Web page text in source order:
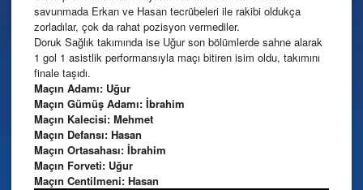
savunmada Erkan ve Hasan tecrübeleri ile rakibi oldukça
zorladılar, çok da rahat pozisyon vermediler.
Doruk Sağlık takımında ise Uğur son bölümlerde sahne alarak
1 gol 1 asistlik performansıyla maçı bitiren isim oldu, takımını
finale taşıdı.
Maçın Adamı: Uğur
Maçın Gümüş Adamı: İbrahim
Maçın Kalecisi: Mehmet
Maçın Defansı: Hasan
Maçın Ortasahası: İbrahim
Maçın Forveti: Uğur
Maçın Centilmeni: Hasan